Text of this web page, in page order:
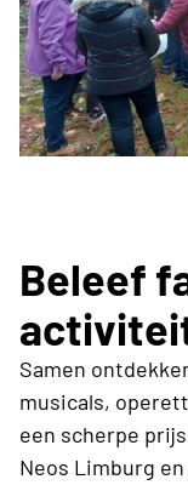
Beleef
Samen
musicals,
een scherpe
Neos Limburg